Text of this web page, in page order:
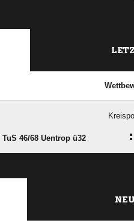
TuS 46/​68 Uentrop ü32 :